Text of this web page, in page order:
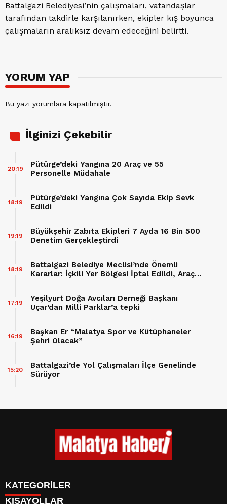
Battalgazi Belediyesi’nin çalışmaları, vatandaşlar
tarafından takdirle karşılanırken, ekipler kış boyunca
çalışmaların aralıksız devam edeceğini belirtti.
YORUM YAP
Bu yazı yorumlara kapatılmıştır.
İlginizi Çekebilir
Pütürge’deki Yangına 20 Araç ve 55
Personelle Müdahale
20:19
Pütürge’deki Yangına Çok Sayıda Ekip Sevk
Edildi
18:19
Büyükşehir Zabıta Ekipleri 7 Ayda 16 Bin 500
Denetim Gerçekleştirdi
19:19
Battalgazi Belediye Meclisi’nde Önemli
Kararlar: İçkili Yer Bölgesi İptal Edildi, Araç
18:19
Yeşilyurt Doğa Avcıları Derneği Başkanı
Uçar’dan Milli Parklar’a tepki
17:19
Başkan Er “Malatya Spor ve Kütüphaneler
Şehri Olacak”
16:19
Battalgazi’de Yol Çalışmaları İlçe Genelinde
Sürüyor
15:20
KATEGORİLER
KISAYOLLAR